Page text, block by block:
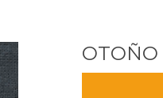
OTOÑO